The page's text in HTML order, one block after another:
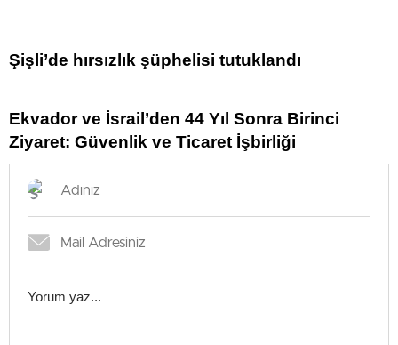
Şişli’de hırsızlık şüphelisi tutuklandı
Ekvador ve İsrail’den 44 Yıl Sonra Birinci
Ziyaret: Güvenlik ve Ticaret İşbirliği